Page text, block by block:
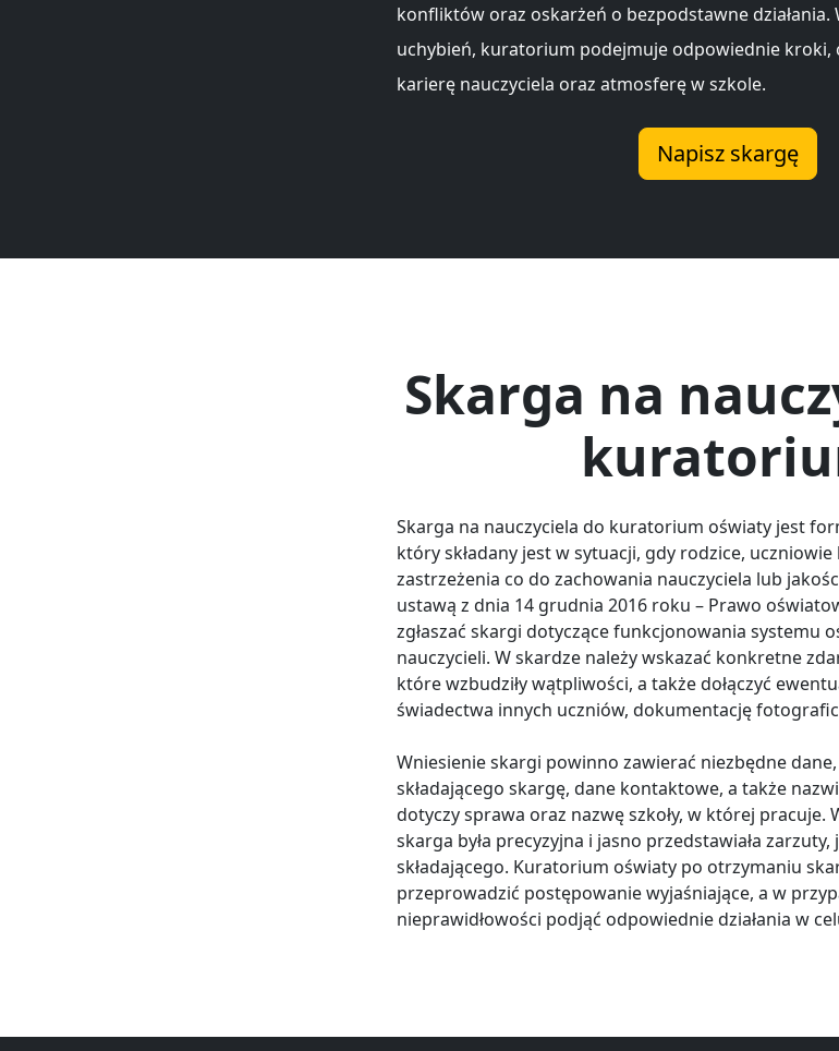
konfliktów oraz oskarżeń o bezpodstawne
uchybień, kuratorium podejmuje odpowiednie kroki,
karierę nauczyciela oraz atmosferę w szkole.
Napisz skargę
Skarga na
Skarga na nauczyciela do kuratorium oświaty jest
który składany jest w sytuacji, gdy rodzice,
zastrzeżenia co do zachowania nauczyciela lub
ustawą z dnia 14 grudnia 2016 roku – Prawo
zgłaszać skargi dotyczące funkcjonowania systemu
nauczycieli. W skardze należy wskazać konkretne
które wzbudziły wątpliwości, a także dołączyć
świadectwa innych uczniów, dokumentację
Wniesienie skargi powinno zawierać niezbędne
składającego skargę, dane kontaktowe, a także
dotyczy sprawa oraz nazwę szkoły, w której pracuje.
skarga była precyzyjna i jasno przedstawiała
składającego. Kuratorium oświaty po otrzymaniu
przeprowadzić postępowanie wyjaśniające, a w
nieprawidłowości podjąć odpowiednie działania w